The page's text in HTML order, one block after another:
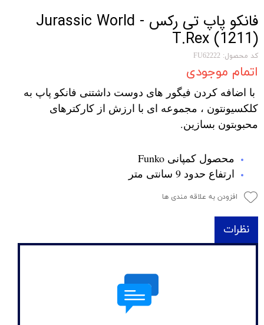
فانکو پاپ تی رکس Jurassic World -
T.Rex (1211)
کد محصول: FU62222
اتمام موجودی
با اضافه کردن فیگور های دوست داشتنی فانکو پاپ به
کلکسیونتون ، مجموعه ای با ارزش از کارکترهای
محبوبتون بسازین.
محصول کمپانی Funko
ارتفاع حدود 9 سانتی متر
افزودن به علاقه مندی ها
نظرات